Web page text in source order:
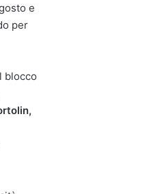
e
per
blocco